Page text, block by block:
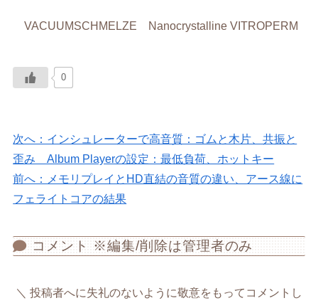
VACUUMSCHMELZE Nanocrystalline VITROPERM
0
次へ：インシュレーターで高音質：ゴムと木片、共振と
歪み Album Playerの設定：最低負荷、ホットキー
前へ：メモリプレイとHD直結の音質の違い、アース線に
フェライトコアの結果
コメント ※編集/削除は管理者のみ
投稿者へに失礼のないように敬意をもってコメントし